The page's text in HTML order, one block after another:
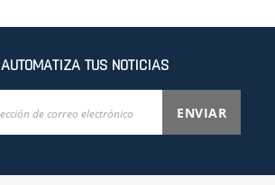
AUTOMATIZA TUS NOTICIAS
ENVIAR